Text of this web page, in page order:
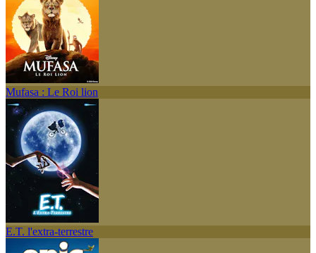
Mufasa : Le Roi lion
E.T. l'extra-terrestre